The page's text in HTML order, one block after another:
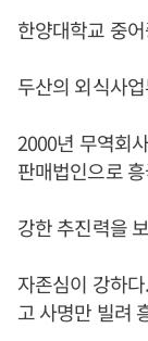
한양대학교 중
두산의 외식사
2000년 무역회
판매법인으로
강한 추진력을
자존심이 강하
고 사명만 빌려